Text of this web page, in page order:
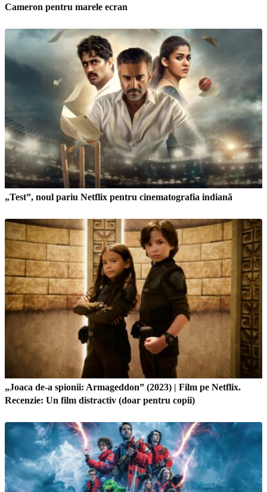
Cameron pentru marele ecran
„Test”, noul pariu Netflix pentru cinematografia indiană
„Joaca de-a spionii: Armageddon” (2023) | Film pe Netflix.
Recenzie: Un film distractiv (doar pentru copii)